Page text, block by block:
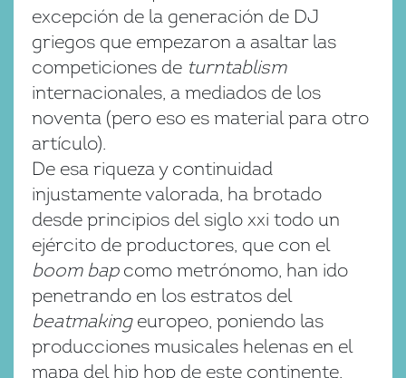
excepción de la generación de DJ
griegos que empezaron a asaltar las
competiciones de turntablism
internacionales, a mediados de los
noventa (pero eso es material para otro
artículo).
De esa riqueza y continuidad
injustamente valorada, ha brotado
desde principios del siglo xxi todo un
ejército de productores, que con el
boom bapcomo metrónomo, han ido
penetrando en los estratos del
beatmakingeuropeo, poniendo las
producciones musicales helenas en el
mapa del hip hop de este continente,